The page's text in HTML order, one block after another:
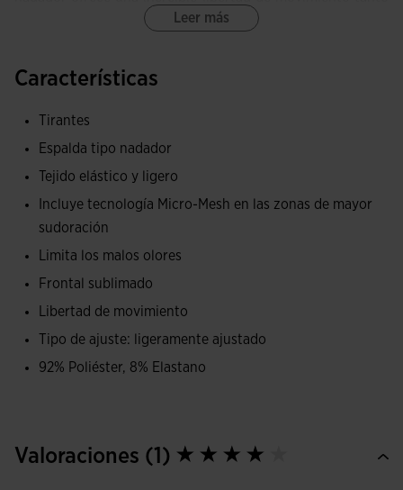
en carrera como en calentamiento.
movilidad. La espalda tipo nadador libera los omóplatos y
los estiramientos pre y post ejercicio. En las costuras, se ha
incorporado un covertape elástico para evitar las molestias
en el roce con la piel. Todo pensado para disfrutar de la
mayor sensación de confort posible.
runner y también suma libertad a sus movimientos. Por
otro lado, este tipo de tejido ayuda a la evacuación del
sudor, de manera que la piel se mantiene fresca durante
toda la carrera. A esto último contribuye la reducción de
formas geométricas cuadradas de distintos tamaños en un
Leer más
Características
Tirantes
Espalda tipo nadador
Tejido elástico y ligero
Incluye tecnología Micro-Mesh en las zonas de mayor
sudoración
Limita los malos olores
Frontal sublimado
Libertad de movimiento
Tipo de ajuste: ligeramente ajustado
92% Poliéster, 8% Elastano
Valoraciones (1)